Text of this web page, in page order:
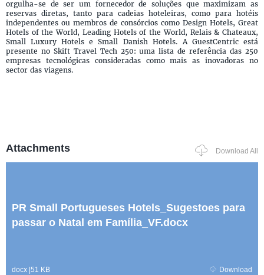
orgulha-se de ser um fornecedor de soluções que maximizam as
reservas diretas, tanto para cadeias hoteleiras, como para hotéis
independentes ou membros de consórcios como Design Hotels, Great
Hotels of the World, Leading Hotels of the World, Relais & Chateaux,
Small Luxury Hotels e Small Danish Hotels. A GuestCentric está
presente no Skift Travel Tech 250: uma lista de referência das 250
empresas tecnológicas consideradas como mais as inovadoras no
sector das viagens.
Attachments Download All
PR Small Portugueses Hotels_Sugestoes para
passar o Natal em Família_VF.docx
docx 51 KB Download